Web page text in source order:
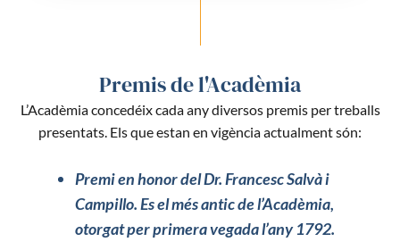
Premis de l'Acadèmia
L’Acadèmia concedéix cada any diversos premis per treballs
presentats. Els que estan en vigència actualment són:
Premi en honor del Dr. Francesc Salvà i
Campillo. Es el més antic de l’Acadèmia,
otorgat per primera vegada l’any 1792.